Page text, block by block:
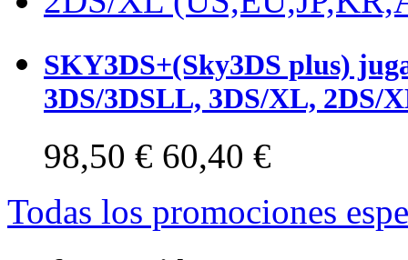
SKY3DS+(Sky3DS plus)
3DS/3DSLL, 3DS/XL, 2DS/
98,50 € 60,40 €
Todas los promociones